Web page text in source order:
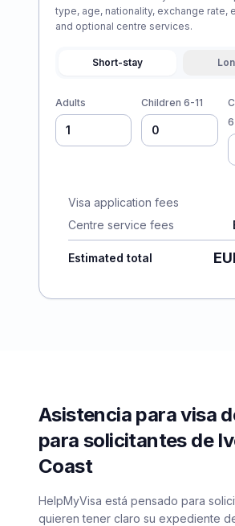
type, age, nationality, exchange rate,
and optional centre services.
Short-stay
Adults Children 6-11
6
Visa application fees
Centre service fees
Estimated total
Asistencia para visa
para solicitantes de
Coast
HelpMyVisa está pensado para
quieren tener claro su expediente